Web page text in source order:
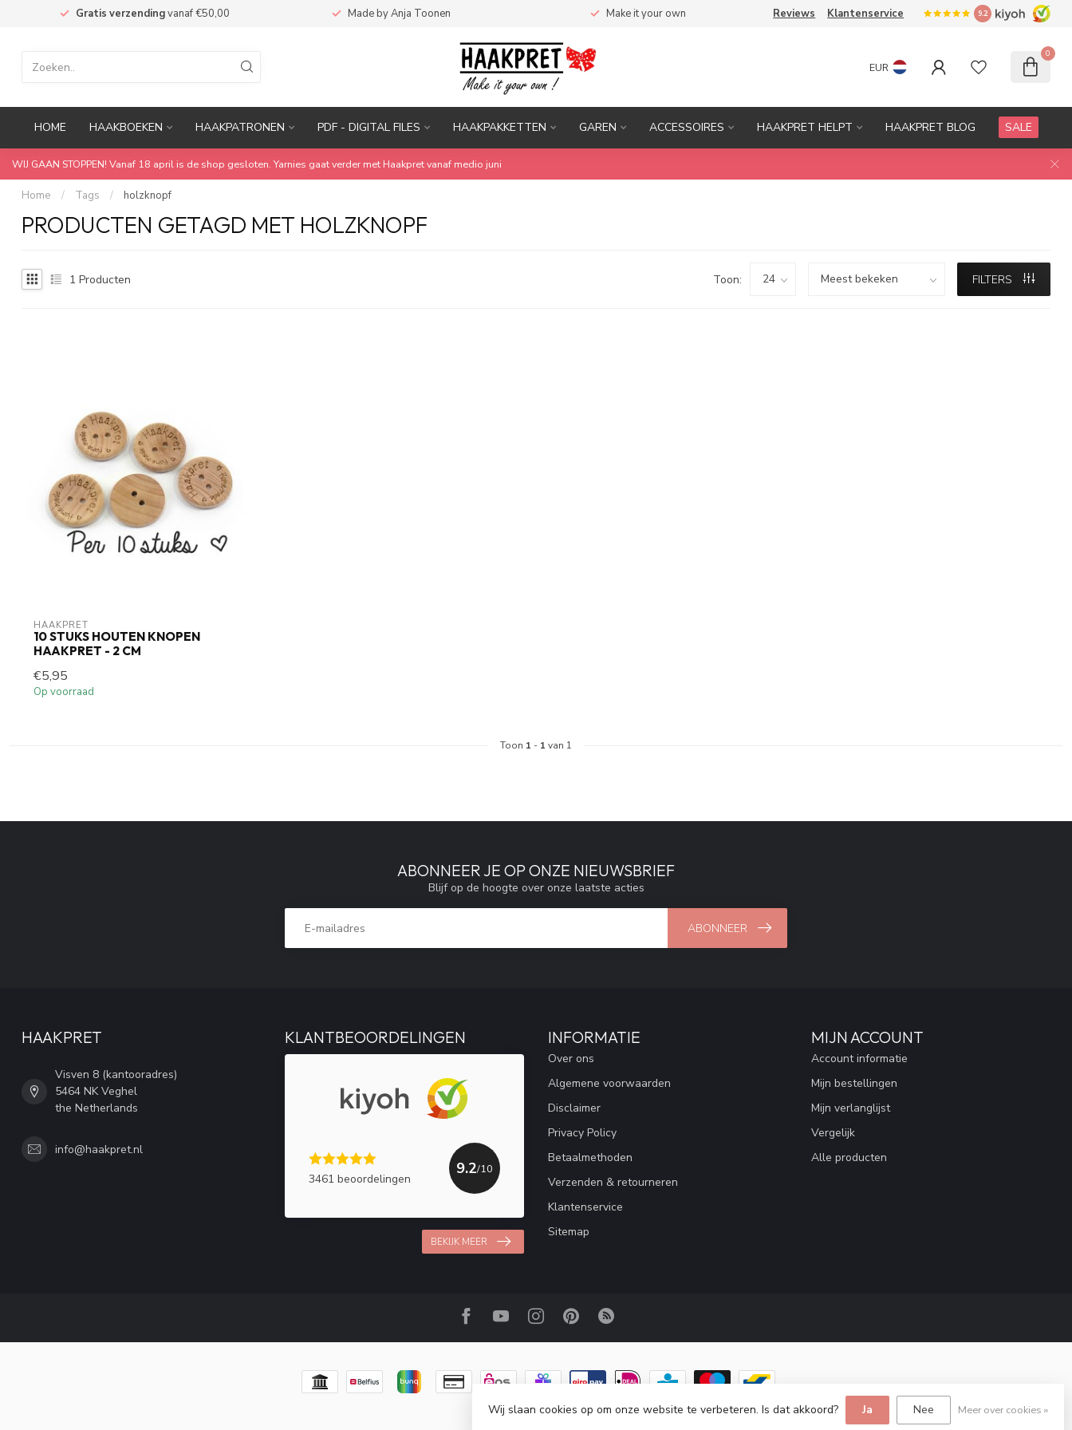
Gratis verzendingvanaf €50,00 Made by Anja Toonen Make it your own Reviews Klantenservice 9.2
EUR
0
HOME HAAKBOEKEN HAAKPATRONEN PDF - DIGITAL FILES HAAKPAKKETTEN GAREN ACCESSOIRES HAAKPRET HELPT HAAKPRET BLOG SALE
WIJ GAAN STOPPEN! Vanaf 18 april is de shop gesloten. Yarnies gaat verder met Haakpret vanaf medio juni
Home / Tags / holzknopf
PRODUCTEN GETAGD MET HOLZKNOPF
1 Producten Toon: FILTERS
HAAKPRET
10 STUKS HOUTEN KNOPEN
HAAKPRET - 2 CM
€5,95
Op voorraad
Toon 1 - 1 van 1
ABONNEER JE OP ONZE NIEUWSBRIEF
Blijf op de hoogte over onze laatste acties
ABONNEER
HAAKPRET
Visven 8 (kantooradres)
5464 NK Veghel
the Netherlands
info@haakpret.nl
KLANTBEOORDELINGEN
3461 beoordelingen
9.2/10
BEKIJK MEER
INFORMATIE
Over ons
Algemene voorwaarden
Disclaimer
Privacy Policy
Betaalmethoden
Verzenden & retourneren
Klantenservice
Sitemap
MIJN ACCOUNT
Account informatie
Mijn bestellingen
Mijn verlanglijst
Vergelijk
Alle producten
© Copyright 2026 Haakpret
Wij slaan cookies op om onze website te verbeteren. Is dat akkoord? Ja Nee Meer over cookies »